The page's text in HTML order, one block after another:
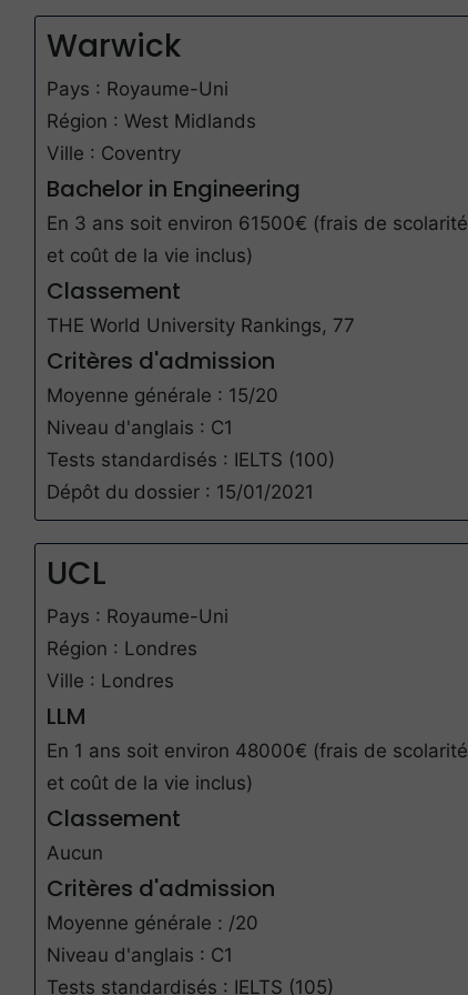
Warwick
Pays : Royaume-Uni
Région : West Midlands
Ville : Coventry
Bachelor in Engineering
En 3 ans soit environ 61500€ (frais de scolarité
et coût de la vie inclus)
Classement
THE World University Rankings, 77
Critères d'admission
Moyenne générale : 15/20
Niveau d'anglais : C1
Tests standardisés : IELTS (100)
Dépôt du dossier : 15/01/2021
UCL
Pays : Royaume-Uni
Région : Londres
Ville : Londres
LLM
En 1 ans soit environ 48000€ (frais de scolarité
et coût de la vie inclus)
Classement
Aucun
Critères d'admission
Moyenne générale : /20
Niveau d'anglais : C1
Tests standardisés : IELTS (105)